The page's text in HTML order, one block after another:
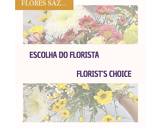
FLORES SAZONAIS